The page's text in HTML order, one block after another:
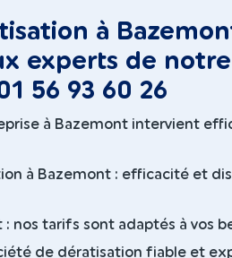
à
experts de notre
56 93 60 26
à Bazemont intervient
à Bazemont : efficacité et
nos tarifs sont adaptés à vos
de dératisation fiable et